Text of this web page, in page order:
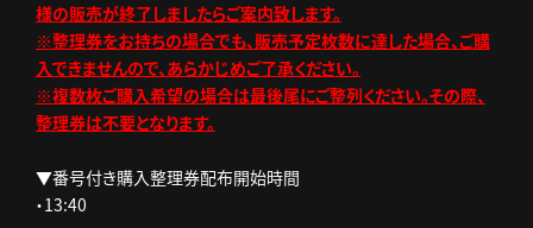
様の販売が終了しましたらご案内致します。
※整理券をお持ちの場合でも、販売予定枚数に達した場合、ご購
入できませんので、あらかじめご了承ください。
※複数枚ご購入希望の場合は最後尾にご整列ください。その際、
整理券は不要となります。
▼番号付き購入整理券配布開始時間
・13:40